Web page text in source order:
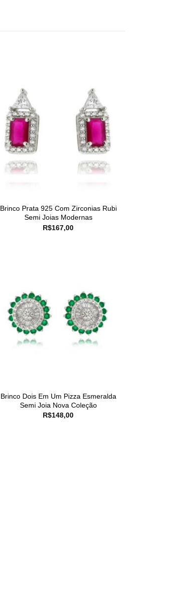
Brinco Prata 925 Com Zirconias Rubi
Semi Joias Modernas
R$167,00
Brinco Dois Em Um Pizza Esmeralda
Semi Joia Nova Coleção
R$148,00